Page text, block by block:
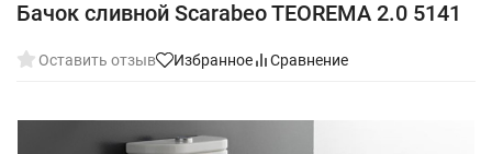
Бачок сливной Scarabeo TEOREMA 2.0 5141
Оставить отзыв Избранное Сравнение